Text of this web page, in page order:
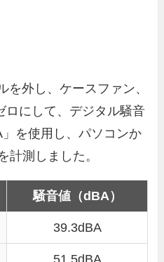
を外し、ケースファン、
ロにして、デジタル騒音
を使用し、パソコンか
計測しました。
騒音値（dBA）
39.3dBA
51.5dBA